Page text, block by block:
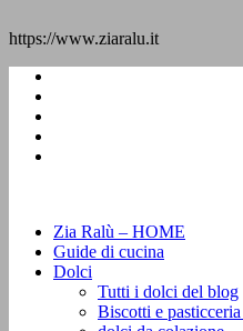
https://www.ziaralu.it
Zia Ralù – HOME
Guide di cucina
Dolci
Tutti i dolci del blog
Biscotti e pasticceria